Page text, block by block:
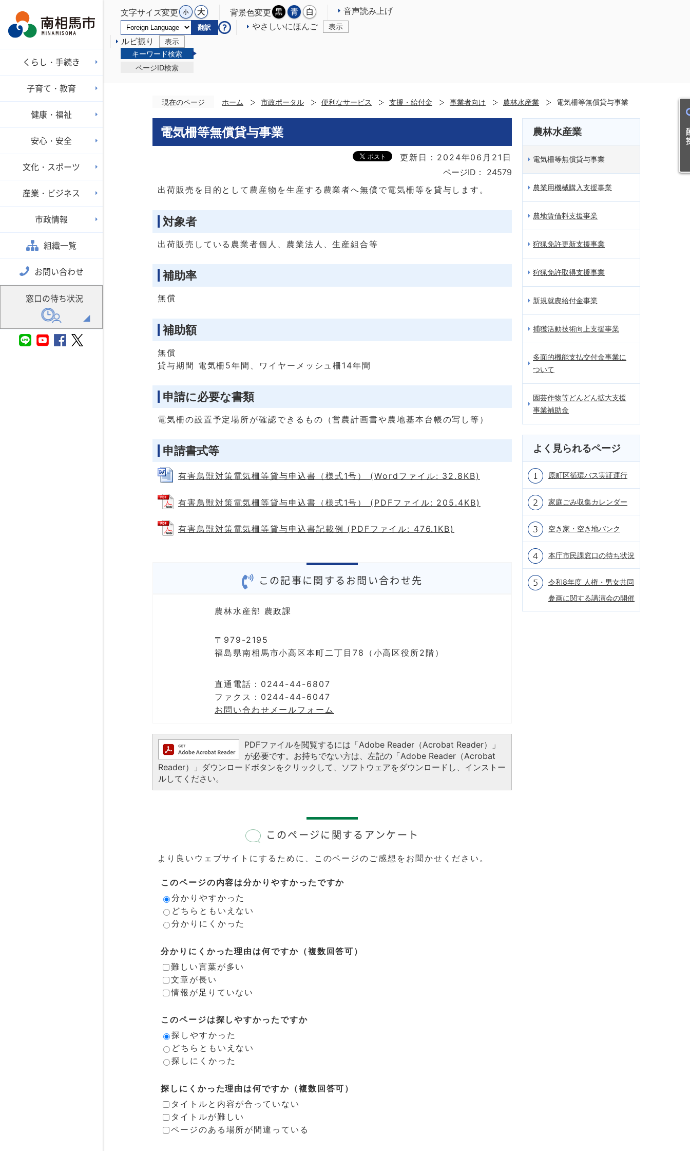
文字サイズ変更 背景色変更 音声読み上げ
翻訳 やさしいにほんご 表示
ルビ振り
表示
キーワード検索
ページID検索
くらし・手続き
子育て・教育
健康・福祉
安心・安全
文化・スポーツ
産業・ビジネス
市政情報
組織一覧
お問い合わせ
窓口の待ち状況
目
現在のページ ホーム 市政ポータル 便利なサービス 支援・給付金 事業者向け 農林水産業 電気柵等無償貸与事業
電気柵等無償貸与事業
更新日：2024年06月21日
ページID：
24579
出荷販売を目的として農産物を生産する農業者へ無償で電気柵等を貸与します。
対象者
出荷販売している農業者個人、農業法人、生産組合等
補助率
無償
補助額
無償
貸与期間 電気柵5年間、ワイヤーメッシュ柵14年間
申請に必要な書類
電気柵の設置予定場所が確認できるもの（営農計画書や農地基本台帳の写し等）
申請書式等
有害鳥獣対策電気柵等貸与申込書（様式1号） (Wordファイル: 32.8KB)
有害鳥獣対策電気柵等貸与申込書（様式1号） (PDFファイル: 205.4KB)
有害鳥獣対策電気柵等貸与申込書記載例 (PDFファイル: 476.1KB)
この記事に関するお問い合わせ先
農林水産部 農政課
〒979-2195
福島県南相馬市小高区本町二丁目78（小高区役所2階）
直通電話：0244-44-6807
ファクス：0244-44-6047
お問い合わせメールフォーム
PDFファイルを閲覧するには「Adobe Reader（Acrobat Reader）」
が必要です。お持ちでない方は、左記の「Adobe Reader（Acrobat
Reader）」ダウンロードボタンをクリックして、ソフトウェアをダウンロードし、インストー
ルしてください。
このページに関するアンケート
より良いウェブサイトにするために、このページのご感想をお聞かせください。
このページの内容は分かりやすかったですか
分かりやすかった
どちらともいえない
分かりにくかった
分かりにくかった理由は何ですか（複数回答可）
難しい言葉が多い
文章が長い
情報が足りていない
このページは探しやすかったですか
探しやすかった
どちらともいえない
探しにくかった
探しにくかった理由は何ですか（複数回答可）
タイトルと内容が合っていない
タイトルが難しい
ページのある場所が間違っている
農林水産業
電気柵等無償貸与事業
農業用機械購入支援事業
農地賃借料支援事業
狩猟免許更新支援事業
狩猟免許取得支援事業
新規就農給付金事業
捕獲活動技術向上支援事業
多面的機能支払交付金事業に
ついて
園芸作物等どんどん拡大支援
事業補助金
よく見られるページ
原町区循環バス実証運行
家庭ごみ収集カレンダー
空き家・空き地バンク
本庁市民課窓口の待ち状況
令和8年度 人権・男女共同
参画に関する講演会の開催